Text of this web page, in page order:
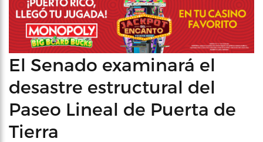
El Senado examinará el
desastre estructural del
Paseo Lineal de Puerta de
Tierra